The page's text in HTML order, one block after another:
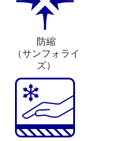
防縮
（サンフォライ
ズ）